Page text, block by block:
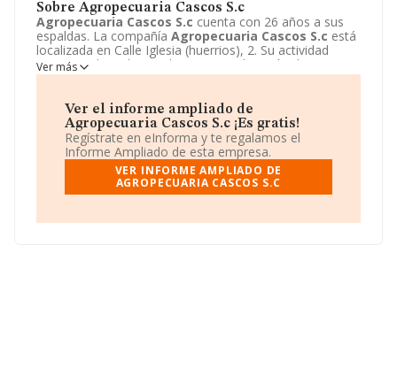
Sobre Agropecuaria Cascos S.c
Agropecuaria Cascos S.c cuenta con 26 años a sus
espaldas. La compañía Agropecuaria Cascos S.c está
localizada en Calle Iglesia (huerrios), 2. Su actividad
CNAE se ubica dentro de 0142 - Explotación de otro
ganado bovino y búfalos.Agropecuaria Cascos S.c
Ver más
Ver el informe ampliado de
Agropecuaria Cascos S.c ¡Es gratis!
Regístrate en eInforma y te regalamos el
Informe Ampliado de esta empresa.
VER INFORME AMPLIADO DE
AGROPECUARIA CASCOS S.C